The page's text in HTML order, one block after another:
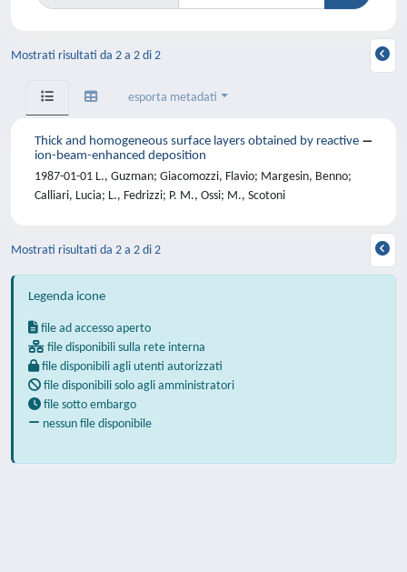
Mostrati risultati da 2 a 2 di 2
esporta metadati
Thick and homogeneous surface layers obtained by reactive
ion-beam-enhanced deposition
1987-01-01 L., Guzman; Giacomozzi, Flavio; Margesin, Benno;
Calliari, Lucia; L., Fedrizzi; P. M., Ossi; M., Scotoni
Mostrati risultati da 2 a 2 di 2
Legenda icone
file ad accesso aperto
file disponibili sulla rete interna
file disponibili agli utenti autorizzati
file disponibili solo agli amministratori
file sotto embargo
nessun file disponibile